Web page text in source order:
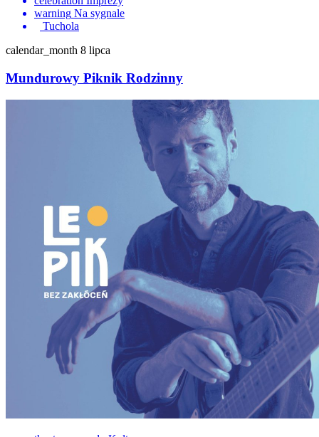
warning Na sygnale
Tuchola
calendar_month 8 lipca
Mundurowy Piknik Rodzinny